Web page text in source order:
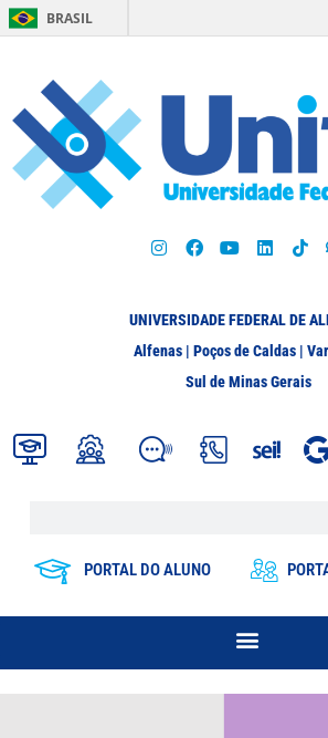
BRASIL
UNIVERSIDADE FEDERAL DE
Alfenas | Poços de Caldas |
Sul de Minas Gerais
PORTAL DO ALUNO